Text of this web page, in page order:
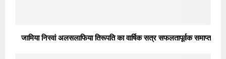
जामिया निस्वां अलसलाफिया तिरूपति का वार्षिक सत्र सफलतापूर्वक समाप्त